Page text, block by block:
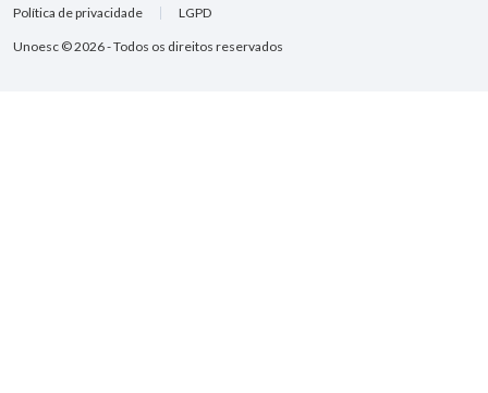
Unoesc © 2026 - Todos os direitos reservados
Política de privacidade LGPD